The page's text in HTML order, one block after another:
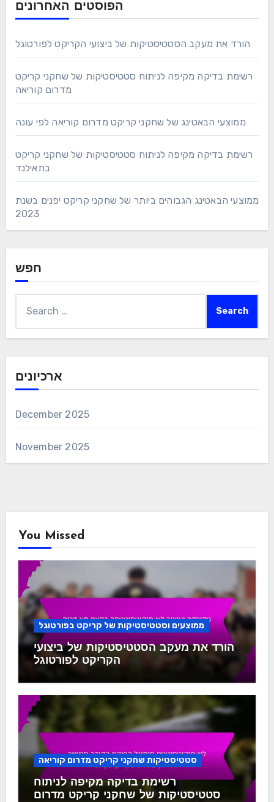
הפוסטים האחרונים
הורד את מעקב הסטטיסטיקות של ביצועי הקריקט לפורטוגל
רשימת בדיקה מקיפה לניתוח סטטיסטיקות של שחקני קריקט
מדרום קוריאה
ממוצעי הבאטינג של שחקני קריקט מדרום קוריאה לפי עונה
רשימת בדיקה מקיפה לניתוח סטטיסטיקות של שחקני קריקט
בתאילנד
ממוצעי הבאטינג הגבוהים ביותר של שחקני קריקט יפנים בשנת
2023
חפש
ארכיונים
December 2025
November 2025
You Missed
ממוצעים וסטטיסטיקות של קריקט בפורטוגל
הורד את מעקב הסטטיסטיקות של ביצועי
הקריקט לפורטוגל
סטטיסטיקות שחקני קריקט מדרום קוריאה
רשימת בדיקה מקיפה לניתוח
סטטיסטיקות של שחקני קריקט מדרום